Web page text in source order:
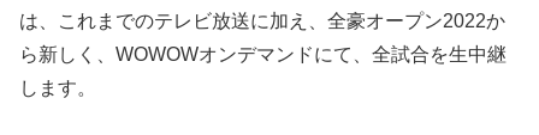
は、これまでのテレビ放送に加え、全豪オープン2022か
ら新しく、WOWOWオンデマンドにて、全試合を生中継
します。